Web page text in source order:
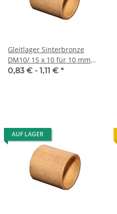
Gleitlager Sinterbronze
DM10/ 15 x 10 für 10 mm
Welle
0,83 € - 1,11 € *
AUF LAGER